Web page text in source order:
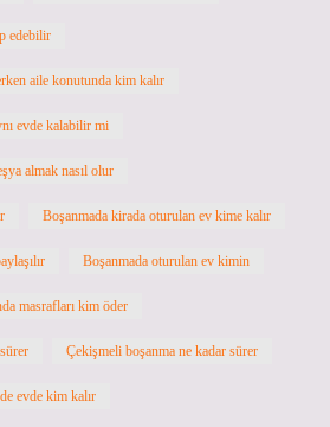
edebilir
aile konutunda kim kalır
evde kalabilir mi
almak nasıl olur
Boşanmada kirada oturulan ev kime kalır
Boşanmada oturulan ev kimin
masrafları kim öder
Çekişmeli boşanma ne kadar sürer
evde kim kalır